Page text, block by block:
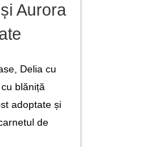
Aurora
Delia cu
blăniță
adoptate și
de